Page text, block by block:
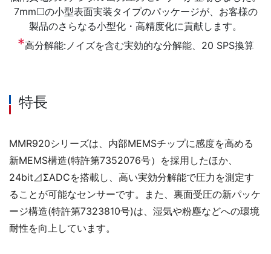
7mm☐の小型表面実装タイプのパッケージが、お客様の
製品のさらなる小型化・高精度化に貢献します。
*高分解能:ノイズを含む実効的な分解能、20 SPS換算
特長
MMR920シリーズは、内部MEMSチップに感度を高める
新MEMS構造(特許第7352076号）を採用したほか、
24bit⊿ΣADCを搭載し、高い実効分解能で圧力を測定す
ることが可能なセンサーです。また、裏面受圧の新パッケ
ージ構造(特許第7323810号)は、湿気や粉塵などへの環境
耐性を向上しています。